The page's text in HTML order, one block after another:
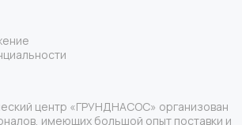
центр «ГРУНДНАСОС» организован
имеющих большой опыт поставки и